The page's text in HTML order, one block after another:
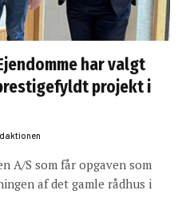
har valgt
projekt i
A/S som får opgaven som
af det gamle rådhus i